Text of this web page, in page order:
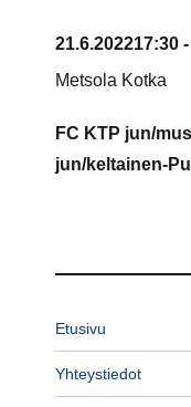
21.6.202217:30
Metsola Kotka
FC KTP jun/
jun/keltainen-
Etusivu
Yhteystiedot